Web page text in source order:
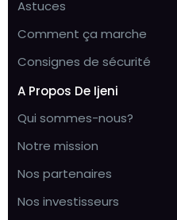
Astuces
Comment ça marche
Consignes de sécurité
A Propos De Ijeni
Qui sommes-nous?
Notre mission
Nos partenaires
Nos investisseurs